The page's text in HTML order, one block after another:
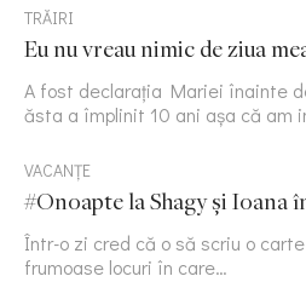
TRĂIRI
Eu nu vreau nimic de ziua
A fost declarația Mariei înainte
ăsta a împlinit 10 ani așa că am
VACANȚE
#Onoapte la Shagy și Ioana
Într-o zi cred că o să scriu o
frumoase locuri în care…